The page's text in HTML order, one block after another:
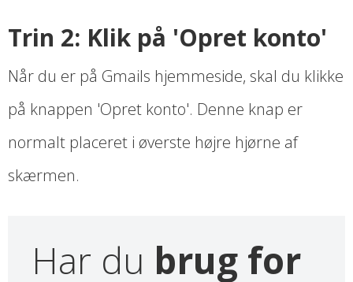
Trin 2: Klik på 'Opret konto'
Når du er på Gmails hjemmeside, skal du klikke
på knappen 'Opret konto'. Denne knap er
normalt placeret i øverste højre hjørne af
skærmen.
Har du brug for